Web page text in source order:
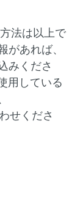
法は以上で
があれば、
みくださ
用している
せくださ